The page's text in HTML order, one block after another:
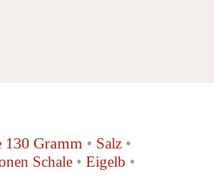
130 Gramm • Salz •
Schale • Eigelb •